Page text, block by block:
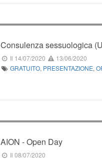
Consulenza sessuologica
Il 14/07/2020
13/06/2020
GRATUITO, PRESENTAZIONE,
AION - Open Day
Il 08/07/2020